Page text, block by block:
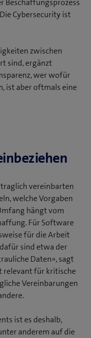
Beschaffungsprozess
Cybersecurity ist
zwischen
sind, ergänzt
wer wofür
ist aber oftmals eine
vereinbarten
welche Vorgaben
hängt vom
Für Software
für die Arbeit
sind etwa der
Daten», sagt
relevant für kritische
Vereinbarungen
ist es deshalb,
anderem auf die